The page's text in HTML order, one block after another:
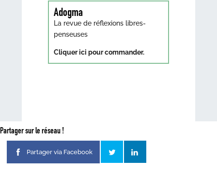
Adogma
La revue de réflexions libres-
penseuses
Cliquer ici pour commander.
Partager sur le réseau !
Partager via Facebook